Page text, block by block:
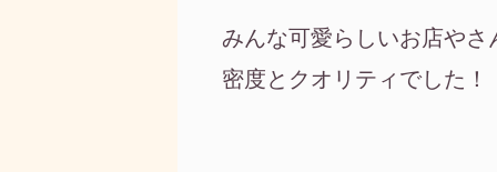
みんな可愛らしいお店やさ
密度とクオリティでした！